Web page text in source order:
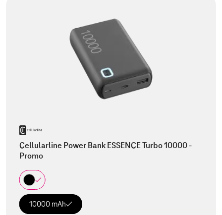
Cellularline Power Bank ESSENCE Turbo 10000 -
Promo
10000 mAh